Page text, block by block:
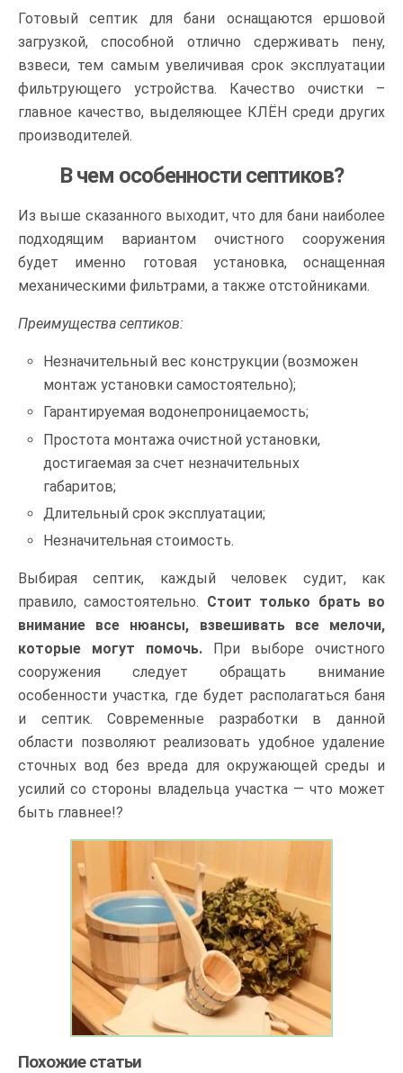
Готовый септик для бани оснащаются ершовой
загрузкой, способной отлично сдерживать пену,
взвеси, тем самым увеличивая срок эксплуатации
фильтрующего устройства. Качество очистки –
главное качество, выделяющее КЛЁН среди других
производителей.
В чем особенности септиков?
Из выше сказанного выходит, что для бани наиболее
подходящим вариантом очистного сооружения
будет именно готовая установка, оснащенная
механическими фильтрами, а также отстойниками.
Преимущества септиков:
Незначительный вес конструкции (возможен
монтаж установки самостоятельно);
Гарантируемая водонепроницаемость;
Простота монтажа очистной установки,
достигаемая за счет незначительных
габаритов;
Длительный срок эксплуатации;
Незначительная стоимость.
Выбирая септик, каждый человек судит, как
правило, самостоятельно. Стоит только брать во
внимание все нюансы, взвешивать все мелочи,
которые могут помочь. При выборе очистного
сооружения следует обращать внимание
особенности участка, где будет располагаться баня
и септик. Современные разработки в данной
области позволяют реализовать удобное удаление
сточных вод без вреда для окружающей среды и
усилий со стороны владельца участка — что может
быть главнее!?
Похожие статьи